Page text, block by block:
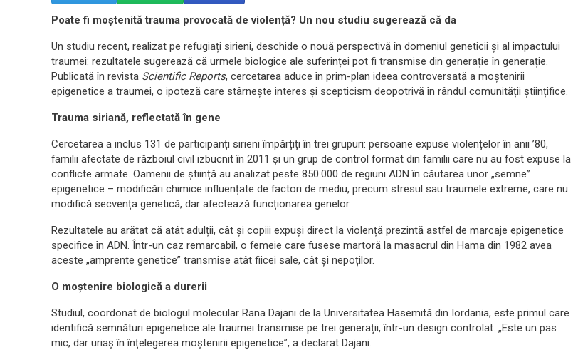
Poate fi moștenită trauma provocată de violență? Un nou studiu sugerează că da
Un studiu recent, realizat pe refugiați sirieni, deschide o nouă perspectivă în domeniul geneticii și al impactului
traumei: rezultatele sugerează că urmele biologice ale suferinței pot fi transmise din generație în generație.
Publicată în revista Scientific Reports, cercetarea aduce în prim-plan ideea controversată a moștenirii
epigenetice a traumei, o ipoteză care stârnește interes și scepticism deopotrivă în rândul comunității științifice.
Trauma siriană, reflectată în gene
Cercetarea a inclus 131 de participanți sirieni împărțiți în trei grupuri: persoane expuse violențelor în anii ’80,
familii afectate de războiul civil izbucnit în 2011 și un grup de control format din familii care nu au fost expuse la
conflicte armate. Oamenii de știință au analizat peste 850.000 de regiuni ADN în căutarea unor „semne”
epigenetice – modificări chimice influențate de factori de mediu, precum stresul sau traumele extreme, care nu
modifică secvența genetică, dar afectează funcționarea genelor.
Rezultatele au arătat că atât adulții, cât și copiii expuși direct la violență prezintă astfel de marcaje epigenetice
specifice în ADN. Într-un caz remarcabil, o femeie care fusese martoră la masacrul din Hama din 1982 avea
aceste „amprente genetice” transmise atât fiicei sale, cât și nepoților.
O moștenire biologică a durerii
Studiul, coordonat de biologul molecular Rana Dajani de la Universitatea Hasemită din Iordania, este primul care
identifică semnături epigenetice ale traumei transmise pe trei generații, într-un design controlat. „Este un pas
mic, dar uriaș în înțelegerea moștenirii epigenetice”, a declarat Dajani.